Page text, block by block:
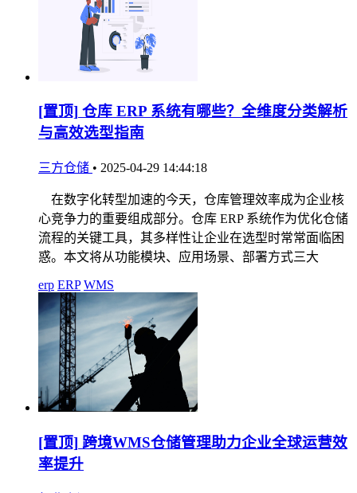
[置顶] 仓库 ERP 系统有哪些？全维度分类解析
与高效选型指南
三方仓储 • 2025-04-29 14:44:18
在数字化转型加速的今天，仓库管理效率成为企业核
心竞争力的重要组成部分。仓库 ERP 系统作为优化仓储
流程的关键工具，其多样性让企业在选型时常常面临困
惑。本文将从功能模块、应用场景、部署方式三大
erp ERP WMS
[置顶] 跨境WMS仓储管理助力企业全球运营效
率提升